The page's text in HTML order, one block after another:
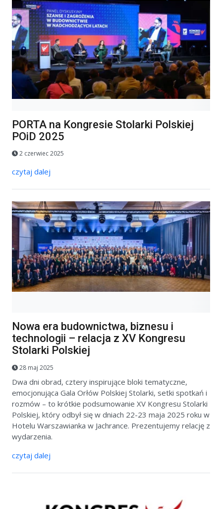
PORTA na Kongresie Stolarki Polskiej
POiD 2025
2 czerwiec 2025
czytaj dalej
Nowa era budownictwa, biznesu i
technologii – relacja z XV Kongresu
Stolarki Polskiej
28 maj 2025
Dwa dni obrad, cztery inspirujące bloki tematyczne,
emocjonująca Gala Orłów Polskiej Stolarki, setki spotkań i
rozmów – to krótkie podsumowanie XV Kongresu Stolarki
Polskiej, który odbył się w dniach 22-23 maja 2025 roku w
Hotelu Warszawianka w Jachrance. Prezentujemy relację z
wydarzenia.
czytaj dalej